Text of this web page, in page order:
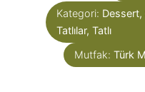
Kategori: Dessert,
Tatlılar, Tatlı
Mutfak: Türk